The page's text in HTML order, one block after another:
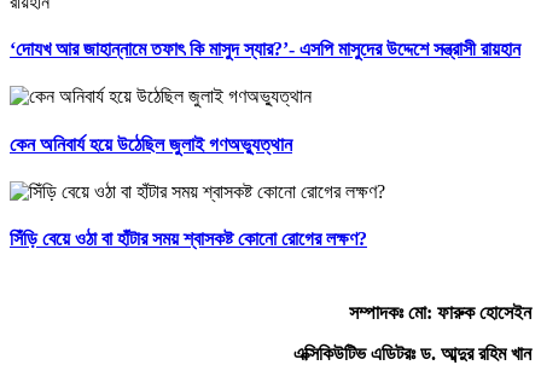
‘দোযখ আর জাহান্নামে তফাৎ কি মাসুদ স্যার?’- এসপি মাসুদের উদ্দেশে সন্ত্রাসী রায়হান
কেন অনিবার্য হয়ে উঠেছিল জুলাই গণঅভ্যুত্থান
সিঁড়ি বেয়ে ওঠা বা হাঁটার সময় শ্বাসকষ্ট কোনো রোগের লক্ষণ?
সম্পাদকঃ মো: ফারুক হোসেইন
এক্সিকিউটিভ এডিটরঃ ড. আব্দুর রহিম খান